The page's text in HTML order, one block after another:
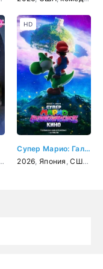
Супер Марио: Галактическое кино
2026 Япония ,США ,
HD